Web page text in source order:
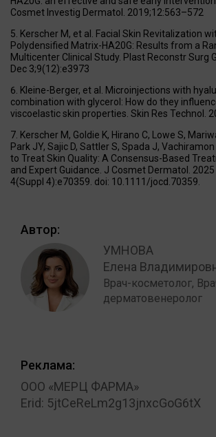
Cosmet Investig Dermatol. 2019;12:563–572
Kerscher M, et al. Facial Skin Revitalization
Polydensified Matrix-HA20G: Results from a
Multicenter Clinical Study. Plast Reconstr Surg
Dec 3;9(12):e3973
Kleine-Berger, et al. Microinjections with
combination with glycerol: How do they
viscoelastic skin properties. Skin Res Technol.
Kerscher M, Goldie K, Hirano C, Lowe S,
Park JY, Sajic D, Sattler S, Spada J, Vachiramon
to Treat Skin Quality: A Consensus-Based
and Expert Guidance. J Cosmet Dermatol. 2025
4(Suppl 4):e70359. doi: 10.1111/jocd.70359.
Автор:
УМНОВА
Елена
Врач-косметолог,
дерматовенеролог
Реклама:
ООО «МЕРЦ ФАРМА»
Erid: 5jtCeReLm2g13jnxcGoG6tX